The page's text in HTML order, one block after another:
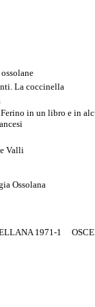
La coccinella
in un libro e in
Valli
Ossolana
1971-1